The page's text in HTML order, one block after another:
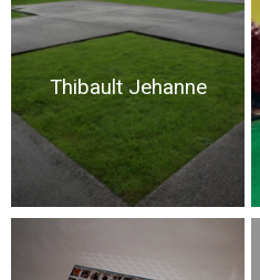
Thibault Jehanne